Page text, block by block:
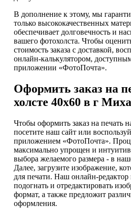
В дополнение к этому, мы
только высококачественных
обеспечивает долговечность и
вашего фотохолста. Чтобы
стоимость заказа с доставкой,
онлайн-калькулятором,
приложении «ФотоПочта».
Оформить заказ на
холсте 40х60 в г
Чтобы оформить заказ на печать
посетите наш сайт или
приложением «ФотоПочта».
максимально упрощен и
выбора желаемого размера - в
Далее, загрузите изображение,
для печати. Наш онлайн-
подогнать и отредактировать
формат, а также предложит
оформления.